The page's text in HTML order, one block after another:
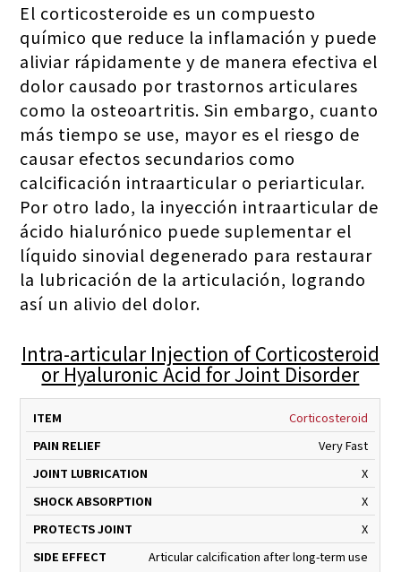
El corticosteroide es un compuesto
químico que reduce la inflamación y puede
aliviar rápidamente y de manera efectiva el
dolor causado por trastornos articulares
como la osteoartritis. Sin embargo, cuanto
más tiempo se use, mayor es el riesgo de
causar efectos secundarios como
calcificación intraarticular o periarticular.
Por otro lado, la inyección intraarticular de
ácido hialurónico puede suplementar el
líquido sinovial degenerado para restaurar
la lubricación de la articulación, logrando
así un alivio del dolor.
Intra-articular Injection of Corticosteroid
or Hyaluronic Acid for Joint Disorder
ITEM RELIEF LUBRICATION
SHOCK
ABSORPTION
Corticosteroid
Very Fast
X
X
X
Articular calcification after long-term use